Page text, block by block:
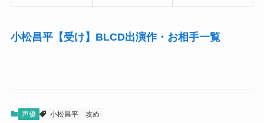
小松昌平【受け】BLCD出演作・お相手一覧
声優 小松昌平 攻め